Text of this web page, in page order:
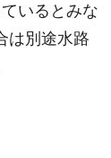
いるとみな
は別途水路